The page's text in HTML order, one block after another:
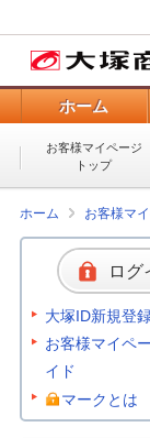
ホーム
お客様マイページ
トップ
ホーム お客様マ
ログ
大塚ID新規登
お客様マイペ
イド
マークとは